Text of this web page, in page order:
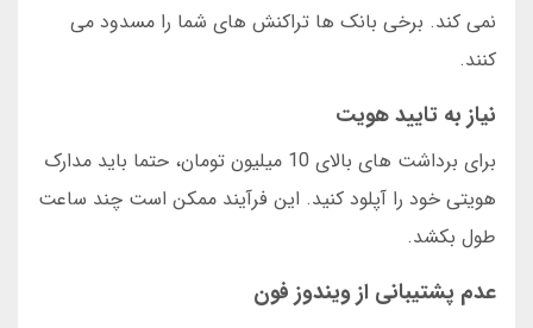
نمی کند. برخی بانک ها تراکنش های شما را مسدود می
کنند.
نیاز به تایید هویت
برای برداشت های بالای 10 میلیون تومان، حتما باید مدارک
هویتی خود را آپلود کنید. این فرآیند ممکن است چند ساعت
طول بکشد.
عدم پشتیبانی از ویندوز فون